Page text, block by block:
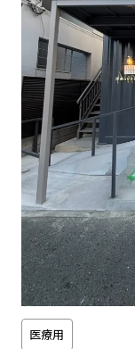
医療用